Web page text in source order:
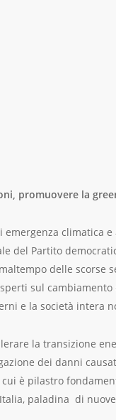
promuovere la
emergenza climatica
del Partito
delle scorse
sul
e la società intera
la transizione
dei danni
è pilastro
paladina di